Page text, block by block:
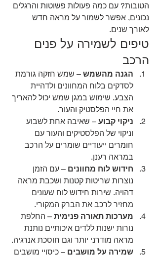
הטובות? עם כמה פעולות פשוטות והרגלים
נכונים, אפשר לשמור על מראה חדש
לאורך שנים.
טיפים לשמירה על פנים
הרכב
הגנה מהשמש – שמש חזקה גורמת
לסדקים בלוח המחוונים ולדהיית
הצבע. שימוש במגן שמש יכול להאריך
את חיי הפלסטיק והעור.
ניקוי קבוע – שאיבה אחת לשבוע
וניקוי של הפלסטיקים והעור עם
חומרים ייעודיים שומרים על הרכב
במראה רענן.
חידוש לוח מחוונים – עם הזמן
נוצרות שריטות קטנות ושכבת מראה
דהויה. שירות חידוש לוח שעונים
מחזיר לרכב את הברק המקורי.
מערכות תאורה פנימית – החלפת
נורות ישנות ללדים איכותיים נותנת
מראה מודרני יותר וגם חוסכת אנרגיה.
שמירה על מושבים – כיסויי מושבים